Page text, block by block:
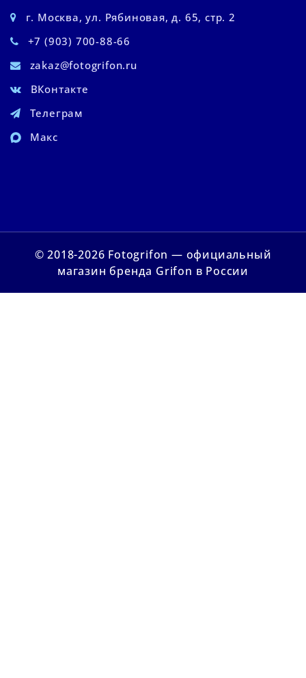
г. Москва, ул. Рябиновая, д. 65, стр. 2
+7 (903) 700-88-66
zakaz@fotogrifon.ru
ВКонтакте
Телеграм
Макс
© 2018-2026 Fotogrifon — официальный
магазин бренда Grifon в России